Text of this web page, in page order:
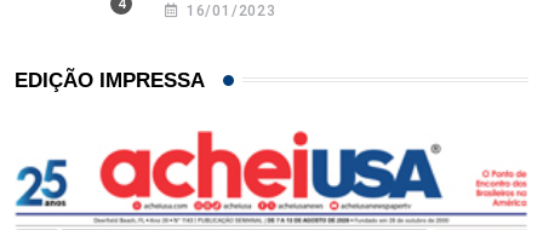
16/01/2023
EDIÇÃO IMPRESSA